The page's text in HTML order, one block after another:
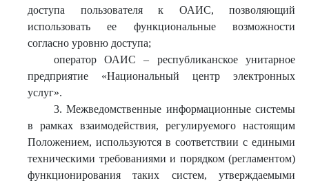
доступа пользователя к ОАИС, позволяющий
использовать ее функциональные возможности
согласно уровню доступа;
оператор ОАИС – республиканское унитарное
предприятие «Национальный центр электронных
услуг».
3. Межведомственные информационные системы
в рамках взаимодействия, регулируемого настоящим
Положением, используются в соответствии с едиными
техническими требованиями и порядком (регламентом)
функционирования таких систем, утверждаемыми